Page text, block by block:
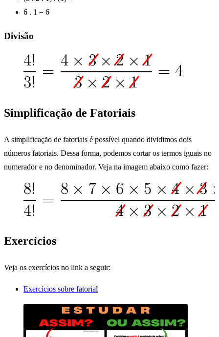
6 . 1 = 6
Divisão
Simplificação de Fatoriais
A simplificação de fatoriais é possível quando dividimos dois
números fatoriais. Dessa forma, podemos cortar os termos iguais no
numerador e no denominador. Veja na imagem abaixo como fazer:
Exercícios
Veja os exercícios no link a seguir:
Exercícios sobre fatorial